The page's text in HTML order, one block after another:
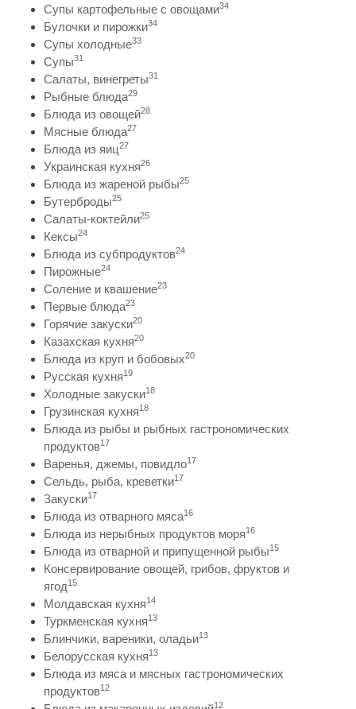
Супы картофельные с овощами34
Булочки и пирожки34
Супы холодные33
Супы31
Салаты, винегреты31
Рыбные блюда29
Блюда из овощей28
Мясные блюда27
Блюда из яиц27
Украинская кухня26
Блюда из жареной рыбы25
Бутерброды25
Салаты-коктейли25
Кексы24
Блюда из субпродуктов24
Пирожные24
Соление и квашение23
Первые блюда23
Горячие закуски20
Казахская кухня20
Блюда из круп и бобовых20
Русская кухня19
Холодные закуски18
Грузинская кухня18
Блюда из рыбы и рыбных гастрономических
продуктов17
Варенья, джемы, повидло17
Сельдь, рыба, креветки17
Закуски17
Блюда из отварного мяса16
Блюда из нерыбных продуктов моря16
Блюда из отварной и припущенной рыбы15
Консервирование овощей, грибов, фруктов и
ягод15
Молдавская кухня14
Туркменская кухня13
Блинчики, вареники, оладьи13
Белорусская кухня13
Блюда из мяса и мясных гастрономических
продуктов12
12